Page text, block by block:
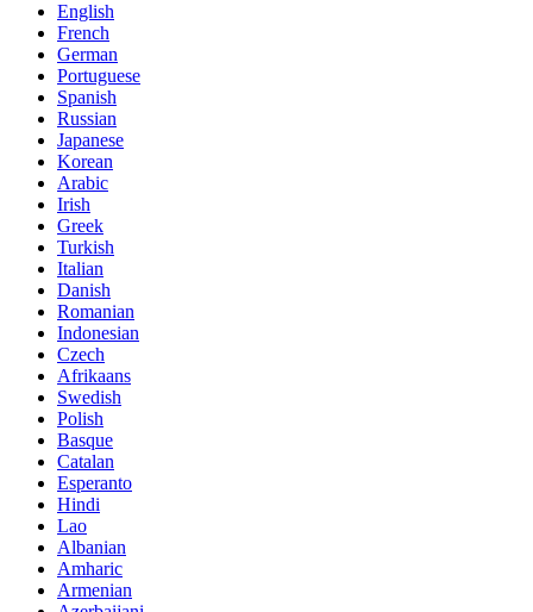
English
French
German
Portuguese
Spanish
Russian
Japanese
Korean
Arabic
Irish
Greek
Turkish
Italian
Danish
Romanian
Indonesian
Czech
Afrikaans
Swedish
Polish
Basque
Catalan
Esperanto
Hindi
Lao
Albanian
Amharic
Armenian